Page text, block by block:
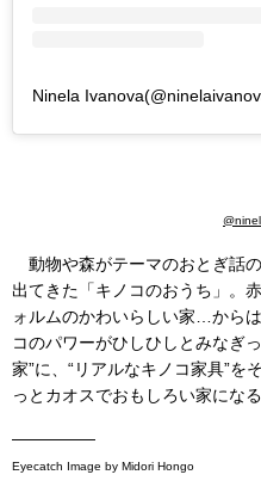
Ninela
動物や森がテーマのおとぎ話
出てきた「キノコのおうち」。
ォルムのかわいらしい家…から
コのパワーがひしひしとみなぎ
家”に、“リアルなキノコ家具”を
っとカオスでおもしろい家にな
—————
Eyecatch Image by Midori Hongo